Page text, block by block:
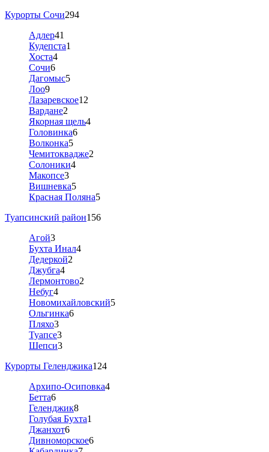
Курорты Сочи294
Адлер41
Кудепста1
Хоста4
Сочи6
Дагомыс5
Лоо9
Лазаревское12
Вардане2
Якорная щель4
Головинка6
Волконка5
Чемитоквадже2
Солоники4
Макопсе3
Вишневка5
Красная Поляна5
Туапсинский район156
Агой3
Бухта Инал4
Дедеркой2
Джубга4
Лермонтово2
Небуг4
Новомихайловский5
Ольгинка6
Пляхо3
Туапсе3
Шепси3
Курорты Геленджика124
Архипо-Осиповка4
Бетта6
Геленджик8
Голубая Бухта1
Джанхот6
Дивноморское6